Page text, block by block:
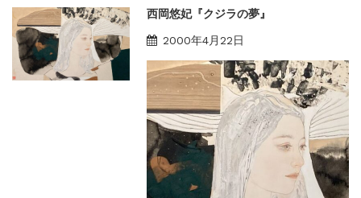
西岡悠妃『クジラの夢』
2000年4月22日